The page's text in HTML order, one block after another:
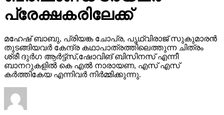
പ്രേക്ഷകരിലേക്ക്
മഹേഷ് ബാബു, പ്രിയങ്ക ചോപ്ര, പൃഥ്വിരാജ് സുകുമാരൻ
തുടങ്ങിയവർ കേന്ദ്ര കഥാപാത്രത്തിലെത്തുന്ന ചിത്രം
ശ്രീ ദുർഗ ആർട്ട്സ്,ഷോവിങ് ബിസിനസ് എന്നീ
ബാനറുകളിൽ കെ എൽ നാരായണ, എസ് എസ്
കർത്തികേയ എന്നിവർ നിർമ്മിക്കുന്നു.